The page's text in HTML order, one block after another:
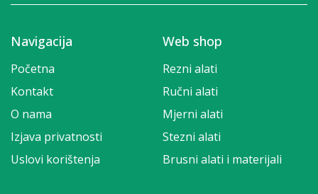
Navigacija
Početna
Kontakt
O nama
Izjava privatnosti
Uslovi korištenja
Web shop
Rezni alati
Ručni alati
Mjerni alati
Stezni alati
Brusni alati i materijali